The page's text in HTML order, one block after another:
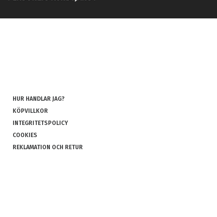
HUR HANDLAR JAG?
KÖPVILLKOR
INTEGRITETSPOLICY
COOKIES
REKLAMATION OCH RETUR